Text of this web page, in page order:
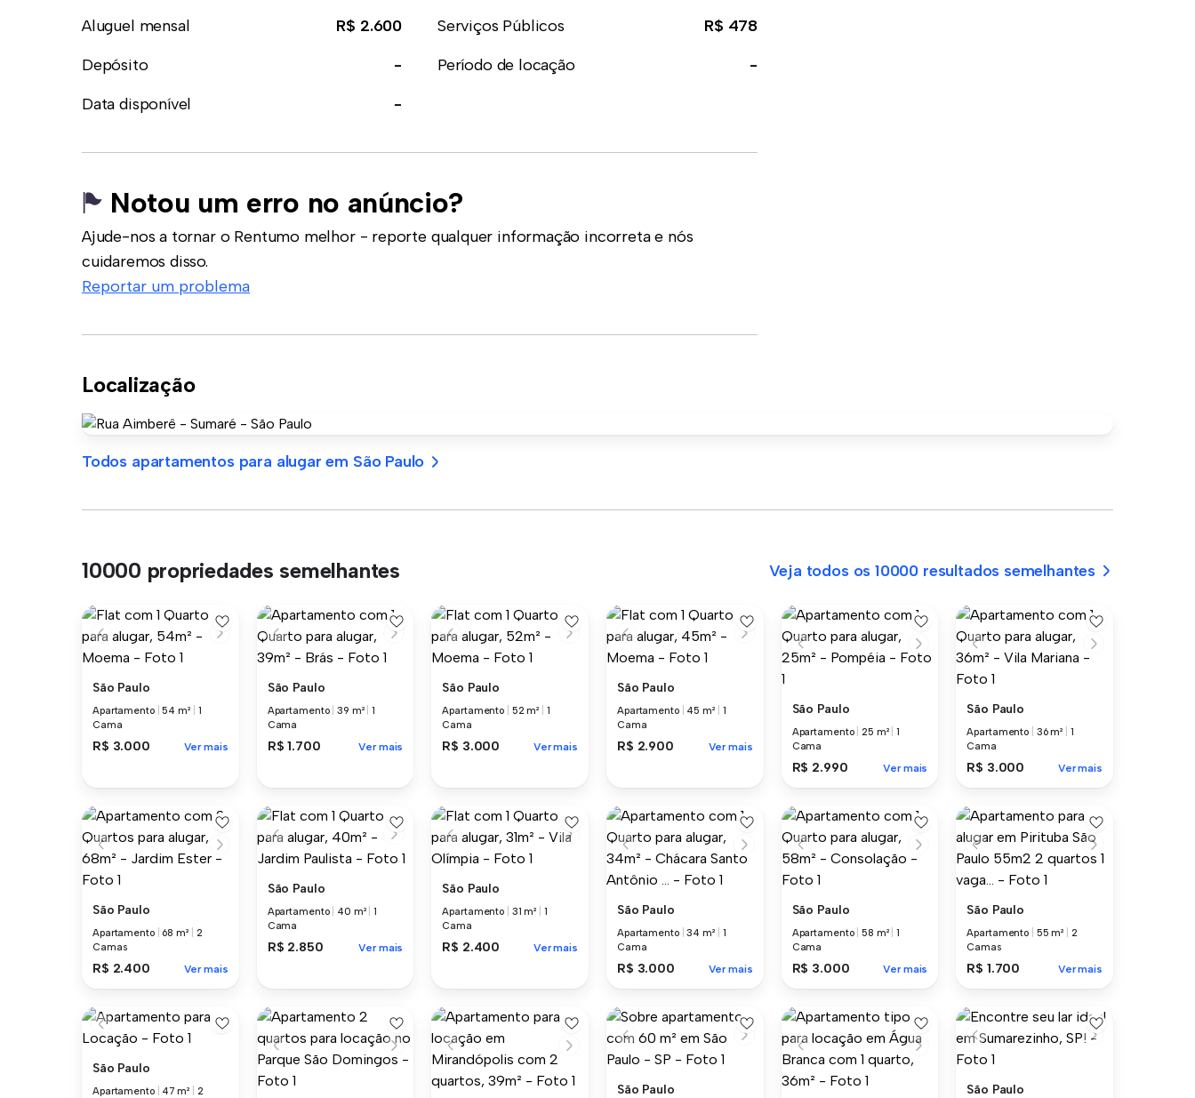
Aluguel mensal R$ 2.600 Serviços Públicos
R$ 478
Depósito
- Período de locação
-
Data disponível
-
Notou um erro no anúncio?
Ajude-nos a tornar o Rentumo melhor - reporte qualquer informação incorreta e nós
cuidaremos disso.
Reportar um problema
Localização
Todos apartamentos para alugar em São Paulo
10000 propriedades semelhantes Veja todos os 10000 resultados semelhantes
São Paulo
Apartamento |54 m²
1
Cama
R$ 3.000 Ver mais
São Paulo
Apartamento |39 m² |1
Cama
R$ 1.700 Ver mais
São Paulo
Apartamento 52 m²
1
Cama
R$ 3.000 Ver mais
São Paulo
Apartamento 45 m²
1
Cama
R$ 2.900 Ver mais
São Paulo
Apartamento |25 m² |1
Cama
R$ 2.990 Ver mais
São Paulo
Apartamento 36 m²
1
Cama
R$ 3.000 Ver mais
São Paulo
Apartamento 68 m²
2
Camas
R$ 2.400 Ver mais
São Paulo
Apartamento 40 m² |1
Cama
R$ 2.850 Ver mais
São Paulo
Apartamento 31 m²
1
Cama
R$ 2.400 Ver mais
São Paulo
Apartamento |34 m²
1
Cama
R$ 3.000 Ver mais
São Paulo
Apartamento |58 m² |1
Cama
R$ 3.000 Ver mais
São Paulo
Apartamento 55 m²
2
Camas
R$ 1.700 Ver mais
São Paulo
Apartamento 47 m²
2
São Paulo São Paulo